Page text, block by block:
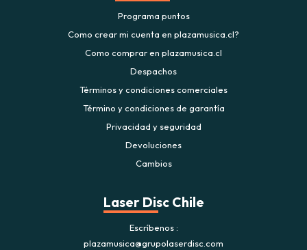
Programa puntos
Como crear mi cuenta en plazamusica.cl?
Como comprar en plazamusica.cl
Despachos
Términos y condiciones comerciales
Término y condiciones de garantía
Privacidad y seguridad
Devoluciones
Cambios
Laser Disc Chile
Escríbenos
plazamusica@grupolaserdisc.com